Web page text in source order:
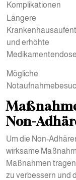
Komplikationen
Längere
und erhöhte
Mögliche
Non-
Um die Non-
wirksame
Maßnahmen
zu verbessern und